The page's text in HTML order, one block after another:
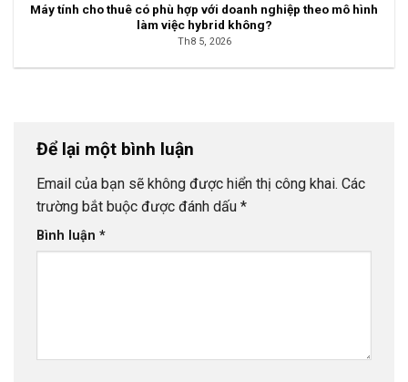
Máy tính cho thuê có phù hợp với doanh nghiệp theo mô hình
làm việc hybrid không?
Th8 5, 2026
Để lại một bình luận
Email của bạn sẽ không được hiển thị công khai. Các
trường bắt buộc được đánh dấu *
Bình luận *